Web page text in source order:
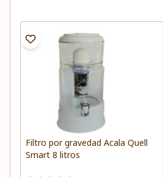
Filtro por gravedad Acala Quell
Smart 8 litros